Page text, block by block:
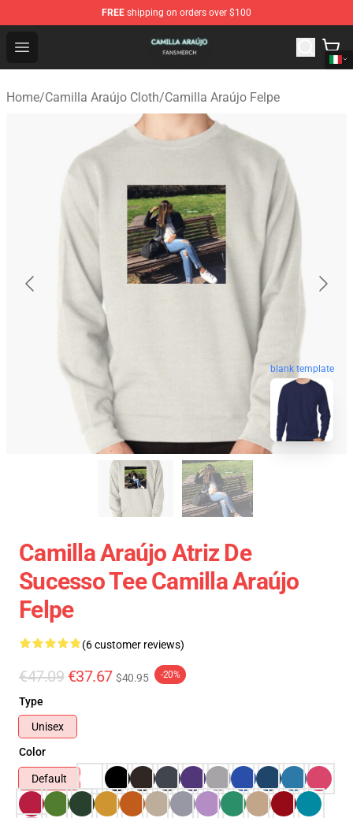
FREE shipping on orders over $100
Open menu
Camilla Araújo Shop - Official Camilla Araújo
Home/Camilla Araújo Cloth/Camilla Araújo Felpe
blank template
Camilla Araújo Atriz De
Sucesso Tee Camilla Araújo
Felpe
(6 customer reviews)
€47.09 €37.67 $40.95 -20%
Type
Unisex
Color
Default